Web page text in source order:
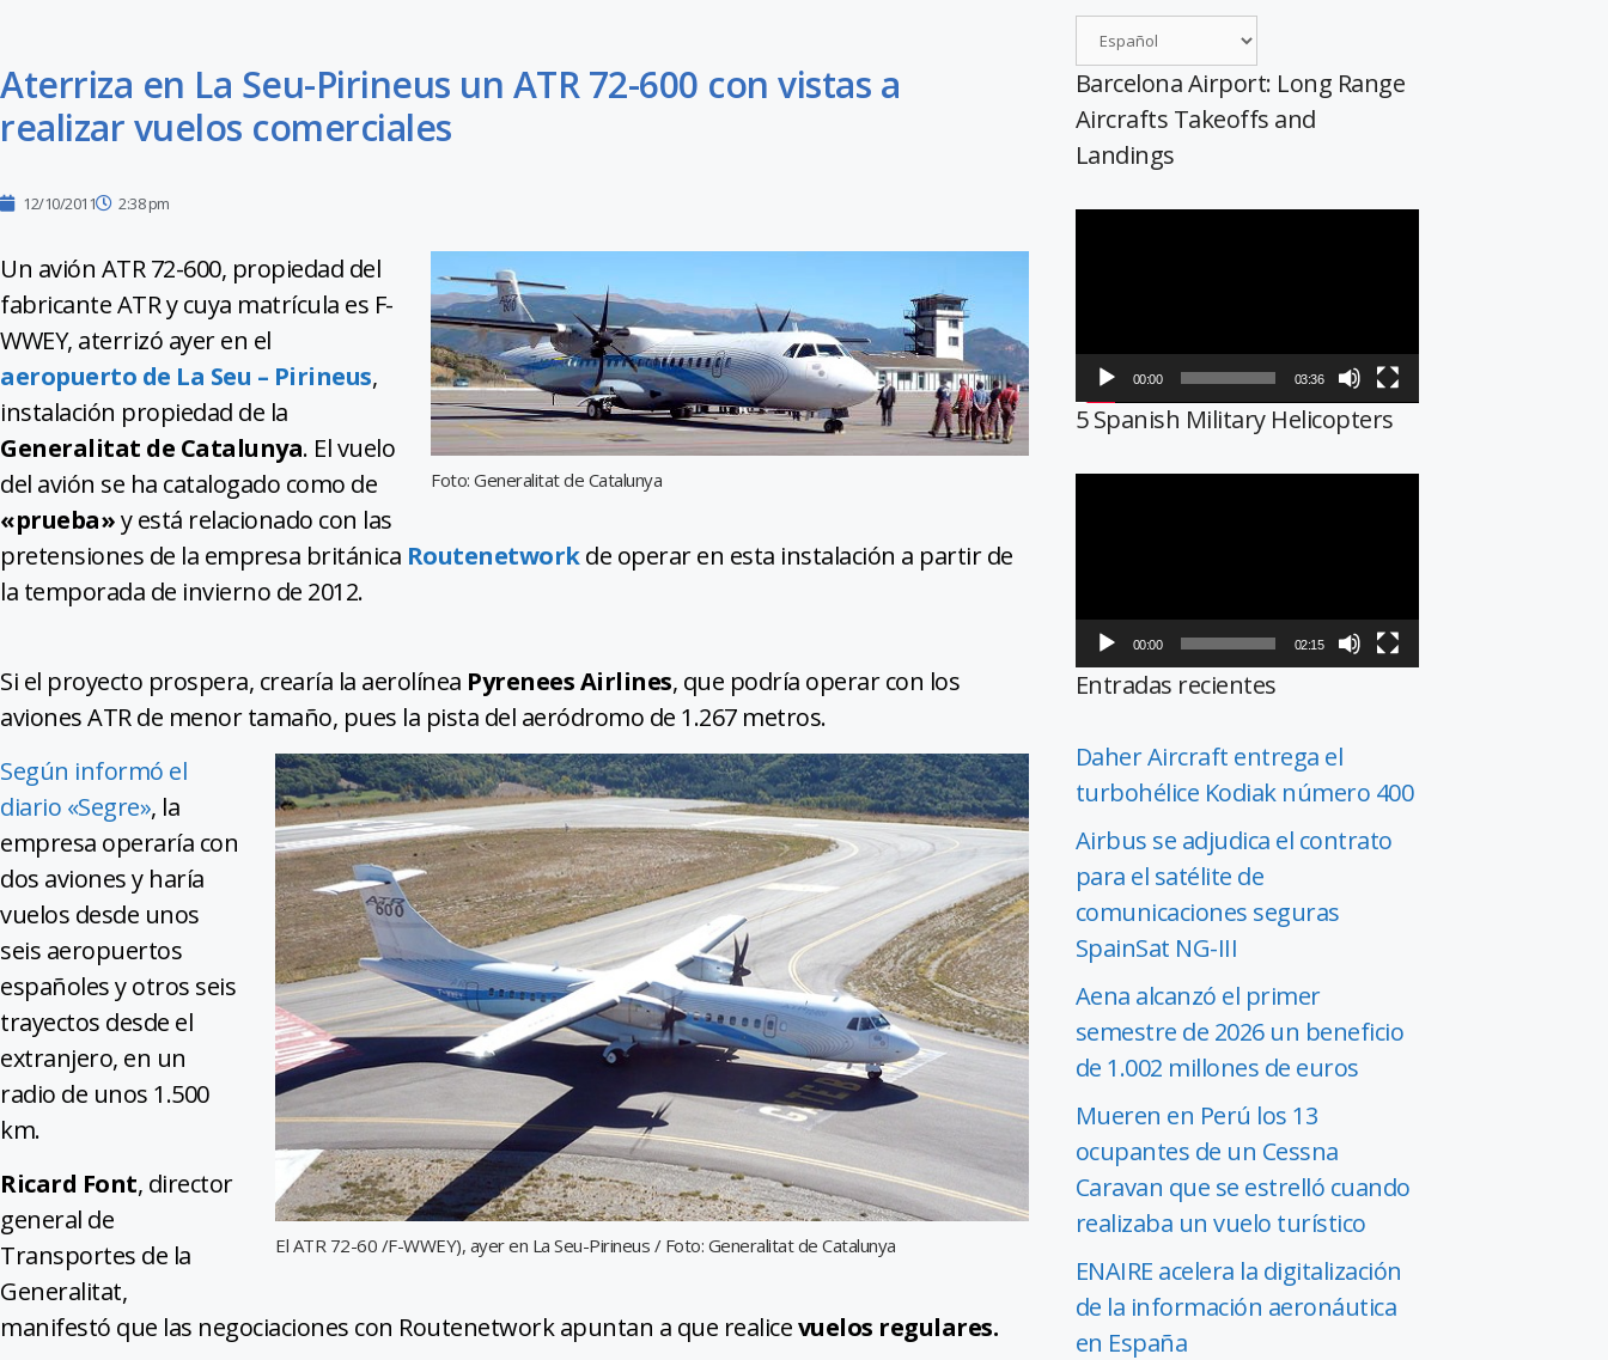
Aterriza en La Seu-Pirineus un ATR 72-600 con vistas a
realizar vuelos comerciales
12/10/2011 2:38 pm
Foto: Generalitat de Catalunya
Un avión ATR 72-600, propiedad del
fabricante ATR y cuya matrícula es F-
WWEY, aterrizó ayer en el
aeropuerto de La Seu – Pirineus,
instalación propiedad de la
Generalitat de Catalunya. El vuelo
del avión se ha catalogado como de
«prueba»y está relacionado con las
pretensiones de la empresa británica Routenetwork de operar en esta instalación a partir de
la temporada de invierno de 2012.
Si el proyecto prospera, crearía la aerolínea Pyrenees Airlines, que podría operar con los
aviones ATR de menor tamaño, pues la pista del aeródromo de 1.267 metros.
El ATR 72-60 /F-WWEY), ayer en La Seu-Pirineus / Foto: Generalitat de Catalunya
Según informó el
diario «Segre», la
empresa operaría con
dos aviones y haría
vuelos desde unos
seis aeropuertos
españoles y otros seis
trayectos desde el
extranjero, en un
radio de unos 1.500
km.
Ricard Font, director
general de
Transportes de la
Generalitat,
manifestó que las negociaciones con Routenetwork apuntan a que realicevuelos regulares.
Barcelona Airport: Long Range
Aircrafts Takeoffs and
Landings
00:00 03:36
5 Spanish Military Helicopters
00:00 02:15
Entradas recientes
Daher Aircraft entrega el
turbohélice Kodiak número 400
Airbus se adjudica el contrato
para el satélite de
comunicaciones seguras
SpainSat NG-III
Aena alcanzó el primer
semestre de 2026 un beneficio
de 1.002 millones de euros
Mueren en Perú los 13
ocupantes de un Cessna
Caravan que se estrelló cuando
realizaba un vuelo turístico
ENAIRE acelera la digitalización
de la información aeronáutica
en España